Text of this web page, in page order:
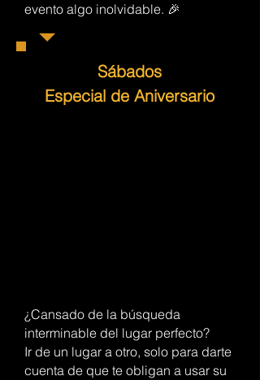
evento algo inolvidable. 🎉
Sábados
Especial de Aniversario
¿Cansado de la búsqueda
interminable del lugar perfecto?
Ir de un lugar a otro, solo para darte
cuenta de que te obligan a usar su